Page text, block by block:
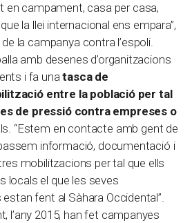
en campament, casa per casa,
la llei internacional ens empara”,
la campanya contra l’espoli.
amb desenes d’organitzacions
i fa unatasca de
entre la població per tal
de pressió contra empreses o
“Estem en contacte amb gent de
informació, documentació i
mobilitzacions per tal que ells
locals el que les seves
fent al Sàhara Occidental”.
l’any 2015, han fet campanyes